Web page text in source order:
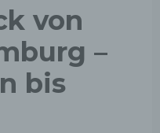
von
–
bis